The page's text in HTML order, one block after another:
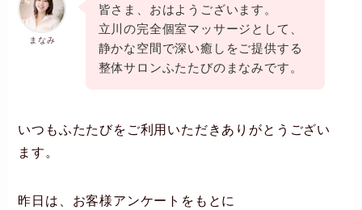
まなみ
皆さま、おはようございます。
立川の完全個室マッサージとして、
静かな空間で深い癒しをご提供する
整体サロンふたたびのまなみです。
いつもふたたびをご利用いただきありがとうござい
ます。
昨日は、お客様アンケートをもとに